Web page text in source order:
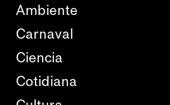
Ambiente
Carnaval
Ciencia
Cotidiana